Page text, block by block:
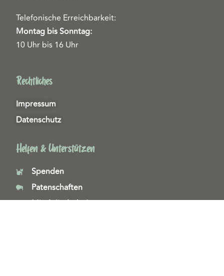
Telefonische Erreichbarkeit:
Montag bis Sonntag:
10 Uhr bis 16 Uhr
Rechtliches
Impressum
Datenschutz
Helfen & Unterstützen
Spenden
Patenschaften
Miedgliedschaften